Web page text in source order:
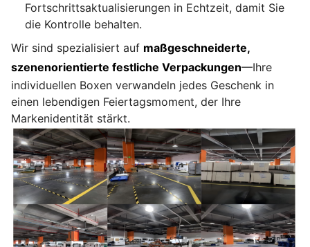
Fortschrittsaktualisierungen in Echtzeit, damit Sie
die Kontrolle behalten.
Wir sind spezialisiert auf maßgeschneiderte,
szenenorientierte festliche Verpackungen—Ihre
individuellen Boxen verwandeln jedes Geschenk in
einen lebendigen Feiertagsmoment, der Ihre
Markenidentität stärkt.